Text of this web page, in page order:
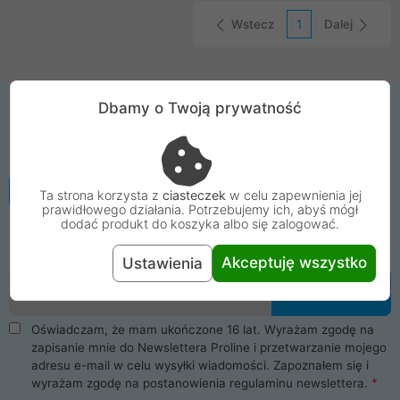
Wstecz 1 Dalej
Nie strać żadnej informacji o promocji ani
kodu rabatowego dostępnego tylko dla
subskrybentów. Dołącz teraz do grona
odbiorców newslettera ProLine!
Oświadczam, że mam ukończone 16 lat. Wyrażam zgodę na
zapisanie mnie do Newslettera Proline i przetwarzanie mojego
adresu e-mail w celu wysyłki wiadomości. Zapoznałem się i
wyrażam zgodę na postanowienia regulaminu newslettera.
Dbamy o Twoją prywatność
Ta strona korzysta z ciasteczek w celu zapewnienia jej
prawidłowego działania. Potrzebujemy ich, abyś mógł
dodać produkt do koszyka albo się zalogować.
Ustawienia Akceptuję wszystko